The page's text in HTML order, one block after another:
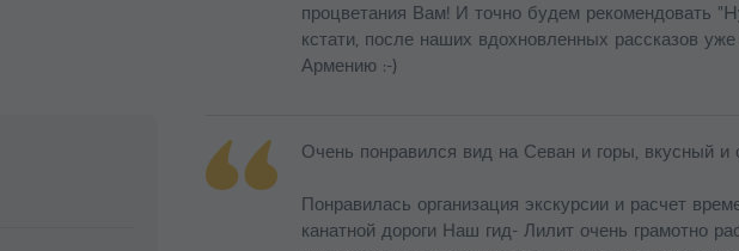
процветания Вам! И точно будем рекомендовать
кстати, после наших вдохновленных рассказов
Армению :-)
Очень понравился вид на Севан и горы, вкусный и
Понравилась организация экскурсии и расчет
канатной дороги Наш гид- Лилит очень грамотно